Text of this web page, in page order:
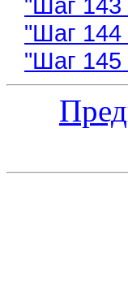
"Шаг 144
"Шаг 145